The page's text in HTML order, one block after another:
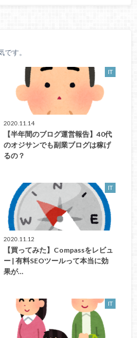
です。
IT
2020.11.14
【半年間のブログ運営報告】40代
のオジサンでも副業ブログは稼げ
るの？
IT
2020.11.12
【買ってみた】Compassをレビュ
ー | 有料SEOツールって本当に効
果が…
IT